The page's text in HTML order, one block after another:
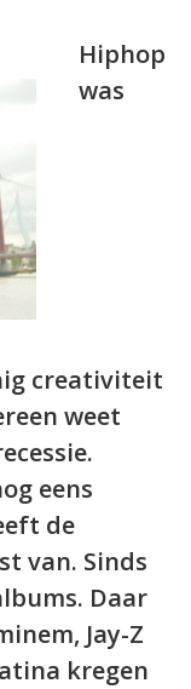
Hiphop
was
creativiteit
weet
eens
de
van. Sinds
Daar
Jay-Z
kregen